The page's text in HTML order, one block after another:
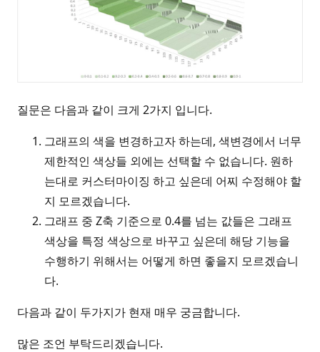
질문은 다음과 같이 크게 2가지 입니다.
그래프의 색을 변경하고자 하는데, 색변경에서 너무
제한적인 색상들 외에는 선택할 수 없습니다. 원하
는대로 커스터마이징 하고 싶은데 어찌 수정해야 할
지 모르겠습니다.
그래프 중 Z축 기준으로 0.4를 넘는 값들은 그래프
색상을 특정 색상으로 바꾸고 싶은데 해당 기능을
수행하기 위해서는 어떻게 하면 좋을지 모르겠습니
다.
다음과 같이 두가지가 현재 매우 궁금합니다.
많은 조언 부탁드리겠습니다.